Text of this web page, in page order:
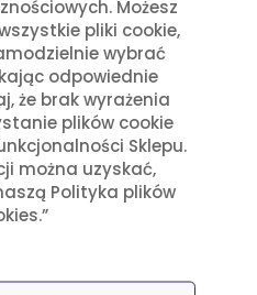
Możesz
pliki cookie,
wybrać
odpowiednie
że brak wyrażenia
plików cookie
Sklepu.
można uzyskać,
Polityka plików